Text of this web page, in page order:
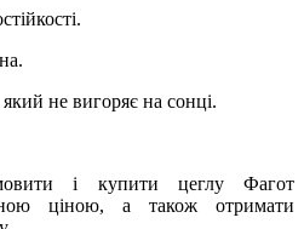
не вигоряє на сонці.
і купити цеглу Фагот
ціною, а також отримати